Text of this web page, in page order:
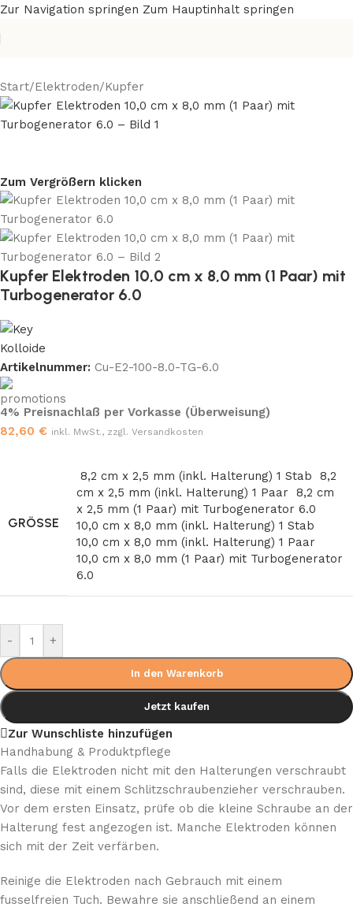
Zur Navigation springen Zum Hauptinhalt springen
Start/Elektroden/Kupfer
Zum Vergrößern klicken
Kupfer Elektroden 10,0 cm x 8,0 mm (1 Paar) mit
Turbogenerator 6.0
Artikelnummer: Cu-E2-100-8.0-TG-6.0
4% Preisnachlaß per Vorkasse (Überweisung)
82,60 € inkl. MwSt., zzgl. Versandkosten
GRÖSSE
8,2 cm x 2,5 mm (inkl. Halterung) 1 Stab
8,2
cm x 2,5 mm (inkl. Halterung) 1 Paar
8,2 cm
x 2,5 mm (1 Paar) mit Turbogenerator 6.0
10,0 cm x 8,0 mm (inkl. Halterung) 1 Stab
10,0 cm x 8,0 mm (inkl. Halterung) 1 Paar
10,0 cm x 8,0 mm (1 Paar) mit Turbogenerator
6.0
- +
In den Warenkorb
Jetzt kaufen
Zur Wunschliste hinzufügen
Handhabung & Produktpflege
Falls die Elektroden nicht mit den Halterungen verschraubt
sind, diese mit einem Schlitzschraubenzieher verschrauben.
Vor dem ersten Einsatz, prüfe ob die kleine Schraube an der
Halterung fest angezogen ist. Manche Elektroden können
sich mit der Zeit verfärben.
Reinige die Elektroden nach Gebrauch mit einem
fusselfreien Tuch. Bewahre sie anschließend an einem